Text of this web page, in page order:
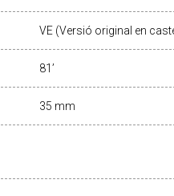
VE (Versió original en
81’
35 mm